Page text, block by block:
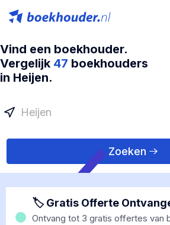
Vind een boekhouder.
Vergelijk 47 boekhouders
in Heijen.
Zoeken
🏷 Gratis Offerte
Ontvang tot 3 gratis offertes van